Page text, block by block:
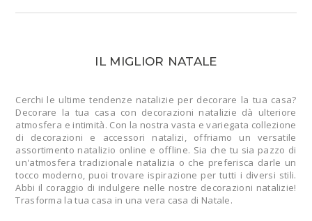
IL MIGLIOR NATALE
Cerchi le ultime tendenze natalizie per decorare la tua casa?
Decorare la tua casa con decorazioni natalizie dà ulteriore
atmosfera e intimità. Con la nostra vasta e variegata collezione
di decorazioni e accessori natalizi, offriamo un versatile
assortimento natalizio online e offline. Sia che tu sia pazzo di
un'atmosfera tradizionale natalizia o che preferisca darle un
tocco moderno, puoi trovare ispirazione per tutti i diversi stili.
Abbi il coraggio di indulgere nelle nostre decorazioni natalizie!
Trasforma la tua casa in una vera casa di Natale.